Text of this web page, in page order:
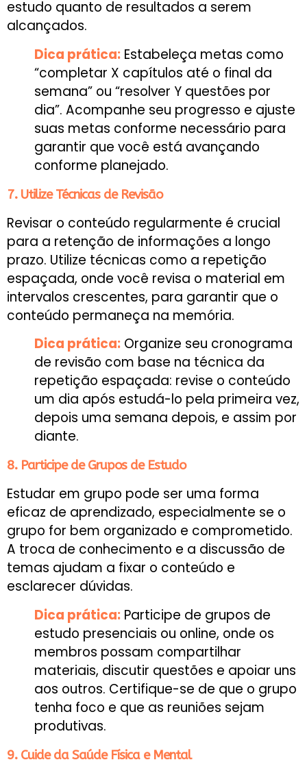
estudo quanto de resultados a serem
alcançados.
Dica prática: Estabeleça metas como
“completar X capítulos até o final da
semana” ou “resolver Y questões por
dia”. Acompanhe seu progresso e ajuste
suas metas conforme necessário para
garantir que você está avançando
conforme planejado.
7. Utilize Técnicas de Revisão
Revisar o conteúdo regularmente é crucial
para a retenção de informações a longo
prazo. Utilize técnicas como a repetição
espaçada, onde você revisa o material em
intervalos crescentes, para garantir que o
conteúdo permaneça na memória.
Dica prática: Organize seu cronograma
de revisão com base na técnica da
repetição espaçada: revise o conteúdo
um dia após estudá-lo pela primeira vez,
depois uma semana depois, e assim por
diante.
8. Participe de Grupos de Estudo
Estudar em grupo pode ser uma forma
eficaz de aprendizado, especialmente se o
grupo for bem organizado e comprometido.
A troca de conhecimento e a discussão de
temas ajudam a fixar o conteúdo e
esclarecer dúvidas.
Dica prática: Participe de grupos de
estudo presenciais ou online, onde os
membros possam compartilhar
materiais, discutir questões e apoiar uns
aos outros. Certifique-se de que o grupo
tenha foco e que as reuniões sejam
produtivas.
9. Cuide da Saúde Física e Mental